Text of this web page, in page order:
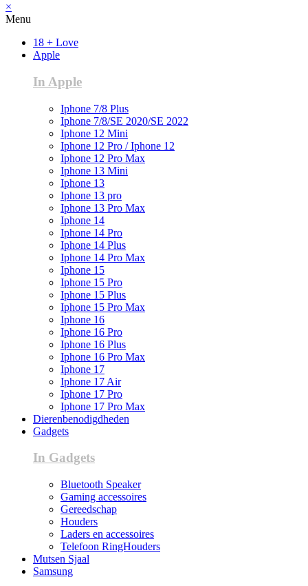
×
Menu
18 + Love
Apple
In Apple
Iphone 7/8 Plus
Iphone 7/8/SE 2020/SE 2022
Iphone 12 Mini
Iphone 12 Pro / Iphone 12
Iphone 12 Pro Max
Iphone 13 Mini
Iphone 13
Iphone 13 pro
Iphone 13 Pro Max
Iphone 14
Iphone 14 Pro
Iphone 14 Plus
Iphone 14 Pro Max
Iphone 15
Iphone 15 Pro
Iphone 15 Plus
Iphone 15 Pro Max
Iphone 16
Iphone 16 Pro
Iphone 16 Plus
Iphone 16 Pro Max
Iphone 17
Iphone 17 Air
Iphone 17 Pro
Iphone 17 Pro Max
Dierenbenodigdheden
Gadgets
In Gadgets
Bluetooth Speaker
Gaming accessoires
Gereedschap
Houders
Laders en accessoires
Telefoon RingHouders
Mutsen Sjaal
Samsung